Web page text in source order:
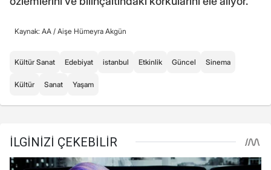
Kaynak: AA / Aişe Hümeyra Akgün
Kültür Sanat Edebiyat istanbul Etkinlik Güncel Sinema
Kültür Sanat Yaşam